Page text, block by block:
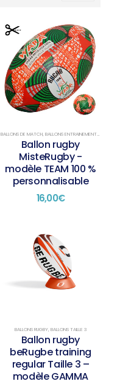
,BALLONS TAILLE 4, BALLONS TAILLE 5
BALLONS DE MATCH, BALLONS ENTRAINEMENT,
Ballon rugby
MisteRugby -
modèle TEAM 100 %
personnalisable
16,00€
,BALLONS TAILLE 4,BALLONS TAILLE 5
BALLONS RUGBY, BALLONS TAILLE 3
Ballon rugby
beRugbe training
regular Taille 3 –
modèle GAMMA